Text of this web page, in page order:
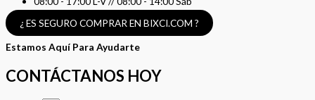
¿ ES SEGURO COMPRAR EN BIXCI.COM ?
Estamos Aquí Para Ayudarte
CONTÁCTANOS HOY